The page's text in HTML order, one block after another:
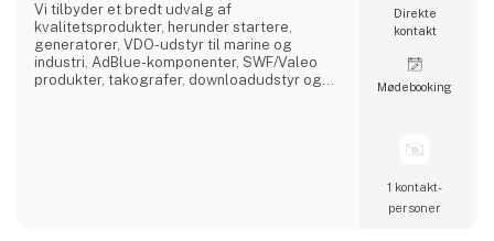
Vi tilbyder et bredt udvalg af
kvalitetsprodukter, herunder startere,
generatorer, VDO-udstyr til marine og
industri, AdBlue-komponenter, SWF/Valeo
produkter, takografer, downloadudstyr og
Direkte
kontakt
Møde­booking
1 kontakt­
personer